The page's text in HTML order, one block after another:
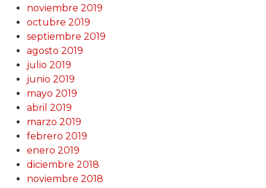
noviembre 2019
octubre 2019
septiembre 2019
agosto 2019
julio 2019
junio 2019
mayo 2019
abril 2019
marzo 2019
febrero 2019
enero 2019
diciembre 2018
noviembre 2018